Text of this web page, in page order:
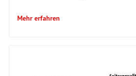
Mehr erfahren